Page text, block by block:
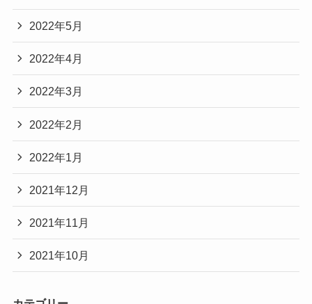
2022年5月
2022年4月
2022年3月
2022年2月
2022年1月
2021年12月
2021年11月
2021年10月